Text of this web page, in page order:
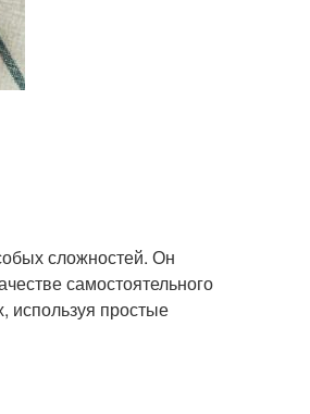
сложностей. Он
самостоятельного
используя простые